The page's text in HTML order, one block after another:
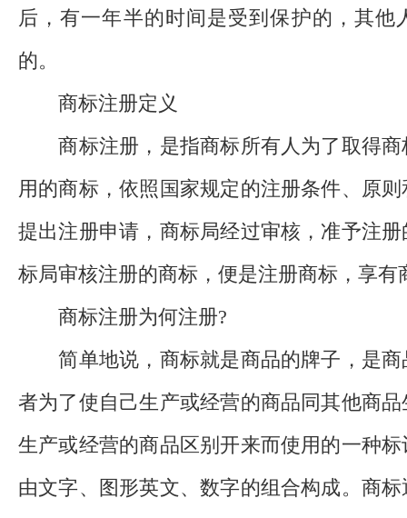
后，有一年半的时间是受到保护的，其他
的。
商标注册定义
商标注册，是指商标所有人为了取得商
用的商标，依照国家规定的注册条件、原
提出注册申请，商标局经过审核，准予注
标局审核注册的商标，便是注册商标，享有
商标注册为何注册?
简单地说，商标就是商品的牌子，是商
者为了使自己生产或经营的商品同其他商
生产或经营的商品区别开来而使用的一种
由文字、图形英文、数字的组合构成。商